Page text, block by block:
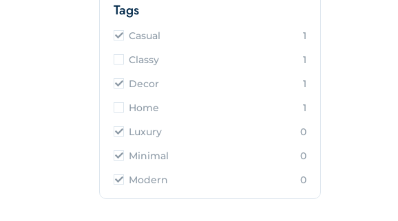
Tags
Casual
1
Classy
1
Decor
1
Home
1
Luxury
0
Minimal
0
Modern
0